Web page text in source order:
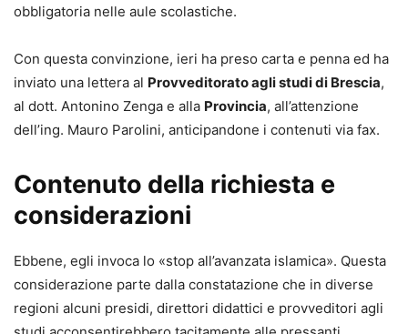
obbligatoria nelle aule scolastiche.
Con questa convinzione, ieri ha preso carta e penna ed ha
inviato una lettera al Provveditorato agli studi di Brescia,
al dott. Antonino Zenga e alla Provincia, all’attenzione
dell’ing. Mauro Parolini, anticipandone i contenuti via fax.
Contenuto della richiesta e
considerazioni
Ebbene, egli invoca lo «stop all’avanzata islamica». Questa
considerazione parte dalla constatazione che in diverse
regioni alcuni presidi, direttori didattici e provveditori agli